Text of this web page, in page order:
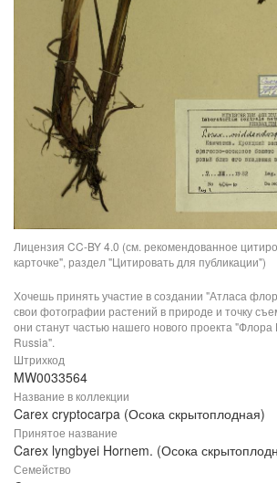
Лицензия CC-BY 4.0 (см. рекомендованное
карточке", раздел "Цитировать для публикации")
Хочешь принять участие в создании "Атласа
свои фотографии растений в природе и точку
они станут частью нашего нового проекта "Флора
Russia".
Штрихкод
MW0033564
Название в коллекции
Carex cryptocarpa (Осока скрытоплодная)
Принятое название
Carex lyngbyei Hornem. (Осока
Семейство